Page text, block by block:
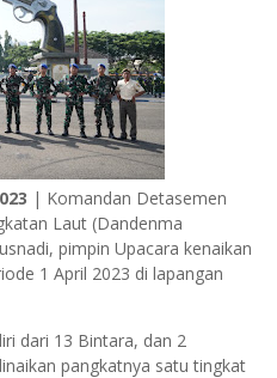
| Komandan Detasemen
Laut (Dandenma
pimpin Upacara kenaikan
1 April 2023 di lapangan
dari 13 Bintara, dan 2
pangkatnya satu tingkat